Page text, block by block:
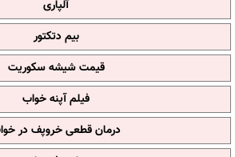
آلپاری
بیم دتکتور
قیمت شیشه سکوریت
فیلم آپنه خواب
درمان قطعی خروپف در